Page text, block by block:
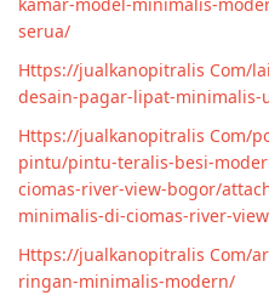
serua/
Https://jualkanopitralis Com/
desain-pagar-lipat-
Https://jualkanopitralis Com/
pintu/pintu-teralis-besi-
ciomas-river-view-bogor/
minimalis-di-ciomas-river-
Https://jualkanopitralis Com/
ringan-minimalis-modern/